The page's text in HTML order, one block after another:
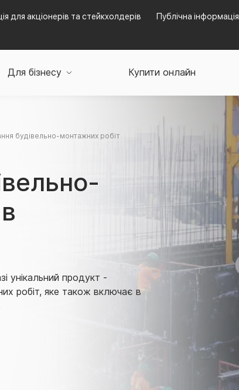
для акціонерів та стейкхолдерів Публічна інформація
Для бізнесу Купити онлайн
будівельно-монтажних робіт
унікальний продукт -
робіт, яке також включає в